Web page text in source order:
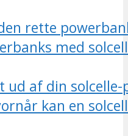
rette
med
ud af din
kan en